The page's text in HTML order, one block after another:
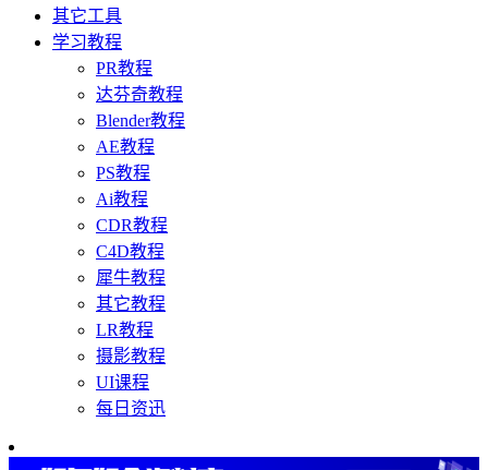
其它工具
学习教程
PR教程
达芬奇教程
Blender教程
AE教程
PS教程
Ai教程
CDR教程
C4D教程
犀牛教程
其它教程
LR教程
摄影教程
UI课程
每日资迅